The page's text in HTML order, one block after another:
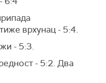
врхунац - 5:4.
- 5:3.
- 5:2. Два